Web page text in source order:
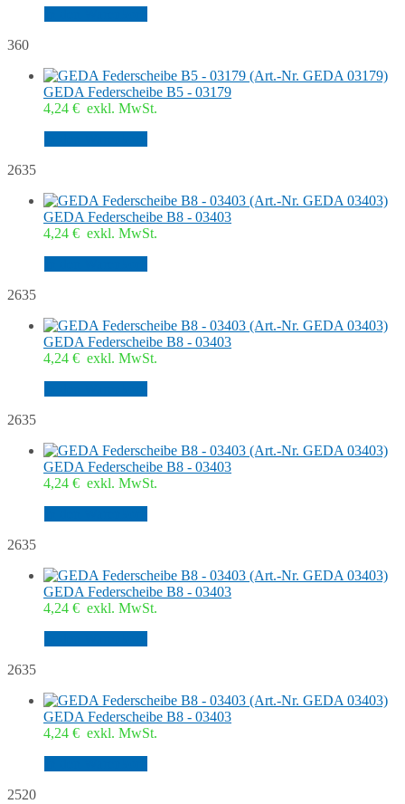
360
GEDA Federscheibe B5 - 03179
4,24 € exkl. MwSt.
2635
GEDA Federscheibe B8 - 03403
4,24 € exkl. MwSt.
2635
GEDA Federscheibe B8 - 03403
4,24 € exkl. MwSt.
2635
GEDA Federscheibe B8 - 03403
4,24 € exkl. MwSt.
2635
GEDA Federscheibe B8 - 03403
4,24 € exkl. MwSt.
2635
GEDA Federscheibe B8 - 03403
4,24 € exkl. MwSt.
2520